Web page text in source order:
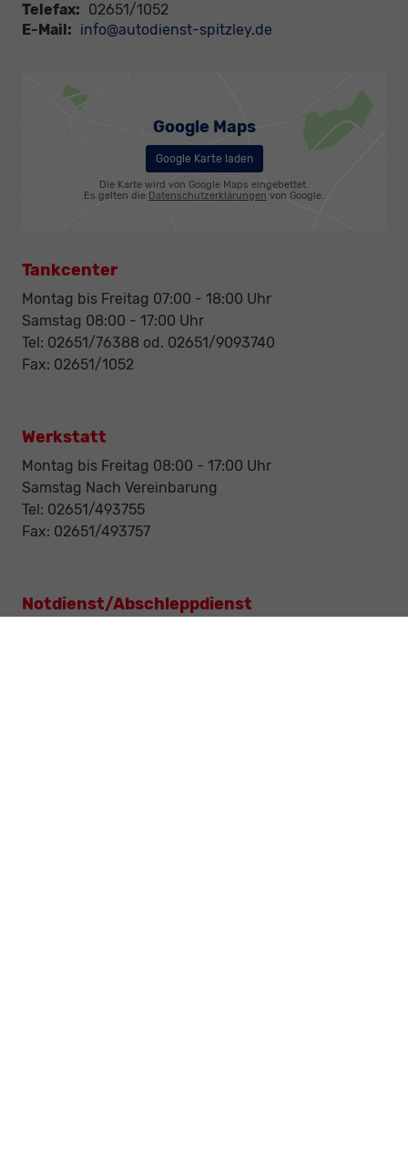
Telefax: 02651/1052
E-Mail: info@autodienst-spitzley.de
Google Maps
Google Karte laden
Die Karte wird von Google Maps eingebettet.
Es gelten die Datenschutzerklärungen von Google.
Tankcenter
Montag bis Freitag 07:00 - 18:00 Uhr
Samstag 08:00 - 17:00 Uhr
Tel: 02651/76388 od. 02651/9093740
Fax: 02651/1052
Werkstatt
Montag bis Freitag 08:00 - 17:00 Uhr
Samstag Nach Vereinbarung
Tel: 02651/493755
Fax: 02651/493757
Notdienst/Abschleppdienst